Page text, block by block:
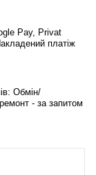
Pay, Privat
платіж
Обмін/
- за запитом